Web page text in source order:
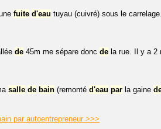
fuite d'eau tuyau (cuivré) sous le
de 45m me sépare donc de la rue. Il y a 2
salle de bain (remonté d'eau par la gaine
par autoentrepreneur >>>